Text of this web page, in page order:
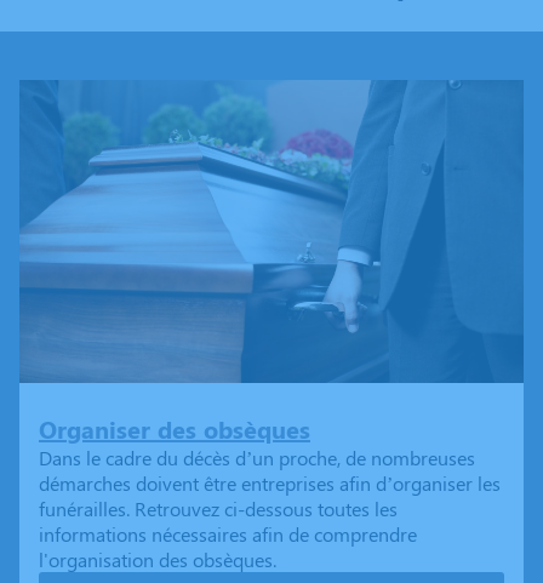
Organiser des obsèques
Dans le cadre du décès d’un proche, de nombreuses
démarches doivent être entreprises afin d’organiser les
funérailles. Retrouvez ci-dessous toutes les
informations nécessaires afin de comprendre
l'organisation des obsèques.